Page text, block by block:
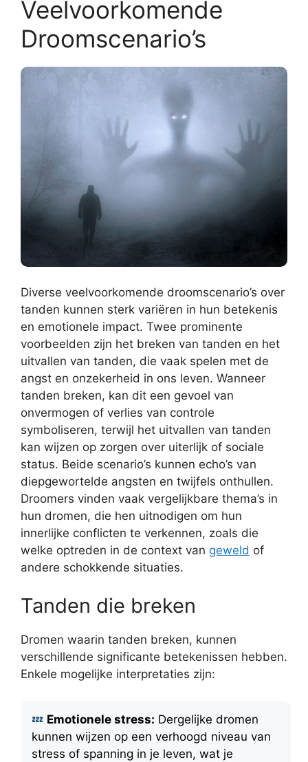
Veelvoorkomende
Droomscenario’s
Diverse veelvoorkomende droomscenario’s over
tanden kunnen sterk variëren in hun betekenis
en emotionele impact. Twee prominente
voorbeelden zijn het breken van tanden en het
uitvallen van tanden, die vaak spelen met de
angst en onzekerheid in ons leven. Wanneer
tanden breken, kan dit een gevoel van
onvermogen of verlies van controle
symboliseren, terwijl het uitvallen van tanden
kan wijzen op zorgen over uiterlijk of sociale
status. Beide scenario’s kunnen echo’s van
diepgewortelde angsten en twijfels onthullen.
Droomers vinden vaak vergelijkbare thema’s in
hun dromen, die hen uitnodigen om hun
innerlijke conflicten te verkennen, zoals die
welke optreden in de context van geweld of
andere schokkende situaties.
Tanden die breken
Dromen waarin tanden breken, kunnen
verschillende significante betekenissen hebben.
Enkele mogelijke interpretaties zijn:
Emotionele stress: Dergelijke dromen
kunnen wijzen op een verhoogd niveau van
stress of spanning in je leven, wat je